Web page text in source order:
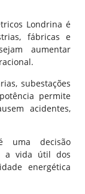
Londrina é
fábricas e
aumentar
subestações
permite
acidentes,
uma decisão
a vida útil dos
energética